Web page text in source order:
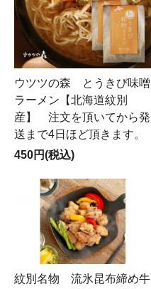
ウツツの森 とうきび味噌
ラーメン【北海道紋別
産】 注文を頂いてから発
送まで4日ほど頂きます。
450円(税込)
紋別名物 流氷昆布締め牛